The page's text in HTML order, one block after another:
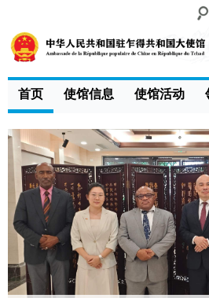
首页 使馆信息 使馆活动